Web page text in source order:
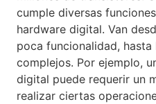
cumple diversas
hardware digital. Van
poca funcionalidad,
complejos. Por ejemplo,
digital puede requerir un
realizar ciertas